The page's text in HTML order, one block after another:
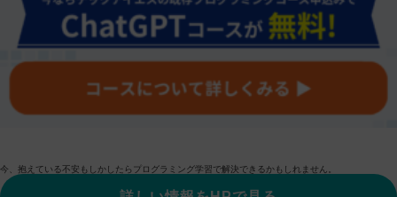
今、抱えている不安もしかしたらプログラミング学習で解決できるかもしれません。